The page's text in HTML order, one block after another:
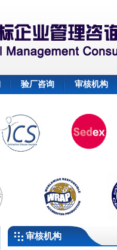
验厂咨询 审核机构
审核机构